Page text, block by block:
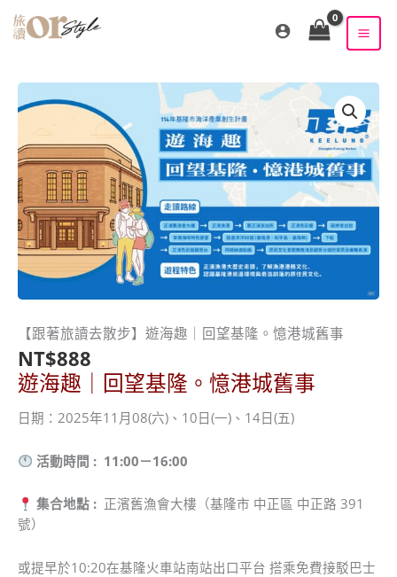
【跟著旅讀去散步】遊海趣｜回望基隆。憶港城舊事
NT$888
遊海趣｜回望基隆。憶港城舊事
日期：2025年11月08(六)、10日(一)、14日(五)
活動時間 : 11:00－16:00
集合地點 : 正濱舊漁會大樓（基隆市 中正區 中正路 391
號）
或提早於10:20在基隆火車站南站出口平台 搭乘免費接駁巴士